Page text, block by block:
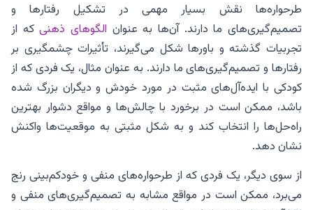
طرحواره‌ها نقش بسیار مهمی در تشکیل رفتارها و
تصمیم‌گیری‌های ما دارند. آن‌ها به عنوان الگوهای ذهنیکه از
تجربیات گذشته و باورها شکل می‌گیرند، تأثیرات چشمگیری بر
رفتارها و تصمیم‌گیری‌های ما دارند. به عنوان مثال، یک فردی که از
کودکی با ایده‌آل‌های مثبت در مورد خودش و دیگران بزرگ شده
باشد، ممکن است در برخورد با چالش‌ها و مواقع دشوار بهترین
راه‌حل‌ها را انتخاب کند و به شکل مثبتی به موقعیت‌ها واکنش
نشان دهد.
از سوی دیگر، یک فردی که از طرحواره‌های منفی و خودکم‌بینی رنج
می‌برد، ممکن است در مواقع مشابه به تصمیم‌گیری‌های منفی و